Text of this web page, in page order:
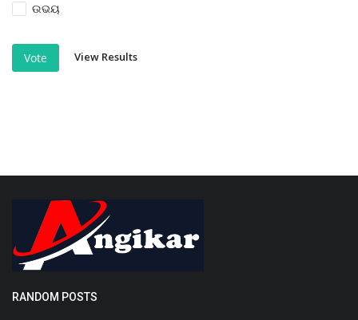
ଉଭୟ
Vote View Results
RANDOM POSTS